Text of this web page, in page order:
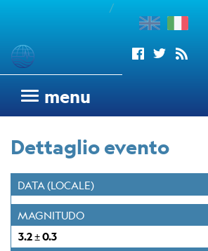
/
menu
Sismogrammi
sismometrica
OGS
Rete
Sismometrica
Italo-
Argentina
dell'OGS
Dettaglio evento
DATA (LOCALE)
MAGNITUDO
3.2 ± 0.3